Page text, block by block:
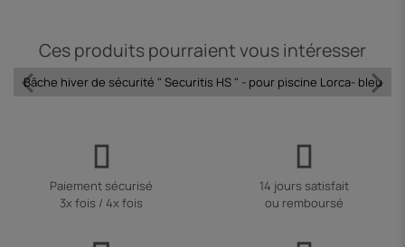
Ces produits pourraient vous intéresser
Bâche hiver de sécurité " Securitis HS " - pour piscine Lorca- bleu
Paiement sécurisé
3x fois / 4x fois
14 jours satisfait
ou remboursé